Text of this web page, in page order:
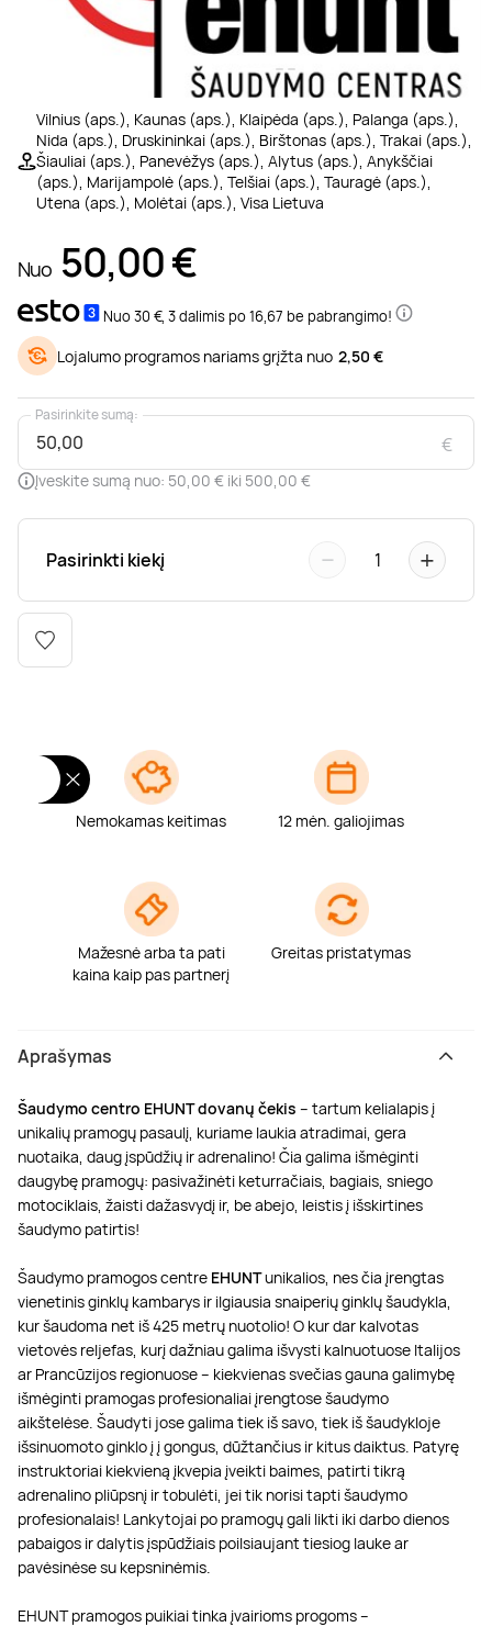
Poilsis prie ežero
Poilsis Trakuose
Poilsis Vilniuje
Darbostogos
Poilsis Kaune
Ajurvediniai masažai
Masažai nėščiosioms
Gydomieji masažai
Viso kūno masažai
SPA procedūros
Desertai
Pasaulio virtuvės
Pusryčiai
Teatrai ir filharmonija
Muziejai
Šokių ir muzikos pamokos
Knygos
Apsipirkimas internetu
Motociklai
Keturračiai
Džipai ir safaris
Dviračiai ir paspirtukai
Sportiniai automobiliai
Pramogų parkai
Dažasvydis
Šratasvydis
Golfas
Žaidimai
Kaitavimas
Vandens batutai
Vandens motociklai
Plaukimas baidare
Irklentės / Sup
Kūno procedūros
Grožio mokymai
Dantų balinimas
Sveikatinimo procedūros
1/3
Vilnius (aps.), Kaunas (aps.), Klaipėda (aps.), Palanga (aps.),
Nida (aps.), Druskininkai (aps.), Birštonas (aps.), Trakai (aps.),
Šiauliai (aps.), Panevėžys (aps.), Alytus (aps.), Anykščiai
(aps.), Marijampolė (aps.), Telšiai (aps.), Tauragė (aps.),
Utena (aps.), Molėtai (aps.), Visa Lietuva
Nuo 50,00€
Nuo 30 €, 3 dalimis po 16,67 be pabrangimo!
Lojalumo programos nariams grįžta nuo 2,50 €
€
Pasirinkite sumą:
Įveskite sumą nuo: 50,00 € iki 500,00 €
Pasirinkti kiekį − 1 +
Nemokamas keitimas 12 mėn. galiojimas
Mažesnė arba ta pati
kaina kaip pas partnerį
Greitas pristatymas
Aprašymas
Šaudymo centro EHUNT dovanų čekis – tartum kelialapis į
unikalių pramogų pasaulį, kuriame laukia atradimai, gera
nuotaika, daug įspūdžių ir adrenalino! Čia galima išmėginti
daugybę pramogų: pasivažinėti keturračiais, bagiais, sniego
motociklais, žaisti dažasvydį ir, be abejo, leistis į išskirtines
šaudymo patirtis!
Šaudymo pramogos centre EHUNTunikalios, nes čia įrengtas
vienetinisginklų kambarys ir ilgiausia snaiperių ginklų šaudykla,
kur šaudoma net iš 425 metrų nuotolio! O kur dar kalvotas
vietovės reljefas, kurį dažniau galima išvysti kalnuotuose Italijos
ar Prancūzijos regionuose – kiekvienas svečias gauna galimybę
išmėginti pramogas profesionaliai įrengtosešaudymo
aikštelėse. Šaudyti jose galima tiek iš savo, tiek iš šaudykloje
išsinuomoto ginklo į į gongus, dūžtančius ir kitus daiktus. Patyrę
instruktoriai kiekvieną įkvepia įveikti baimes, patirti tikrą
adrenalino pliūpsnį ir tobulėti, jei tik norisi tapti šaudymo
profesionalais! Lankytojai po pramogų gali likti iki darbo dienos
pabaigos ir dalytis įspūdžiais poilsiaujant tiesiog lauke ar
pavėsinėse su kepsninėmis.
EHUNT pramogos puikiai tinka įvairioms progoms –